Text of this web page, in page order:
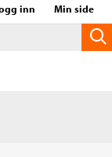
inn Min side